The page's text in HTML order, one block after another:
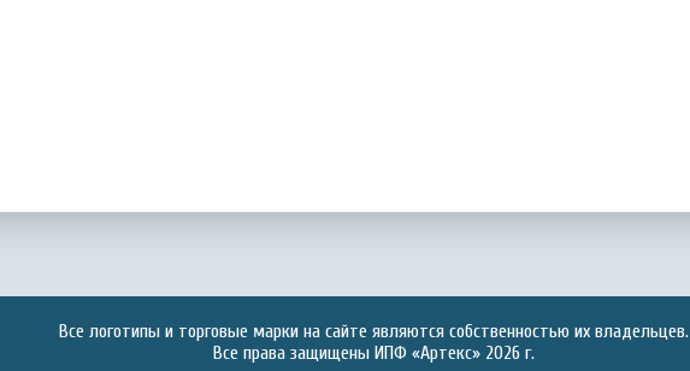
Все логотипы и торговые марки на сайте являются собственностью их владельцев.
Все права защищены ИПФ «Артекс» 2026 г.